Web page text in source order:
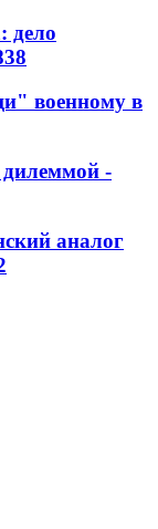
дело
военному в
дилеммой -
аналог